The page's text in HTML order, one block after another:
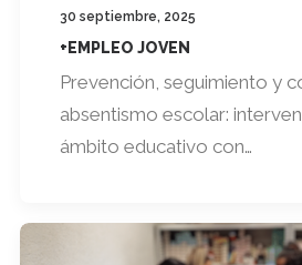
30 septiembre, 2025
+EMPLEO JOVEN
Prevención, seguimiento y
absentismo escolar:
ámbito educativo con…